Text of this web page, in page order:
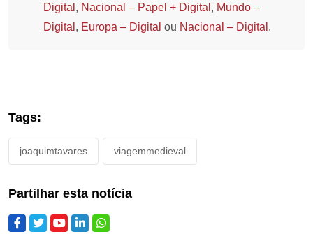
Digital , Nacional – Papel + Digital , Mundo –
Digital , Europa – Digital ou Nacional – Digital .
Tags:
joaquimtavares viagemmedieval
Partilhar esta notícia